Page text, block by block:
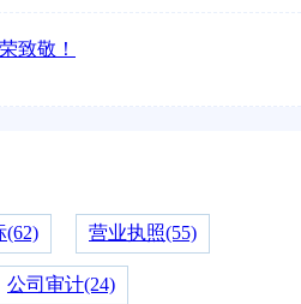
致敬！
(62) 营业执照(55)
公司审计(24)